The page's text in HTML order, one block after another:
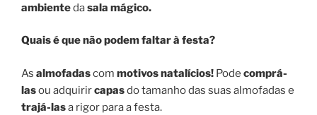
ambientedasala mágico.
Quais é que não podem faltar à festa?
As almofadascom motivos natalícios! Pode comprá-
lasou adquirircapasdo tamanho das suas almofadas e
trajá-lasa rigor para a festa.